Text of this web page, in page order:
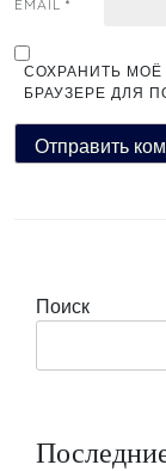
EMAIL *
СОХРАНИТЬ МОЁ
БРАУЗЕРЕ ДЛЯ
Поиск